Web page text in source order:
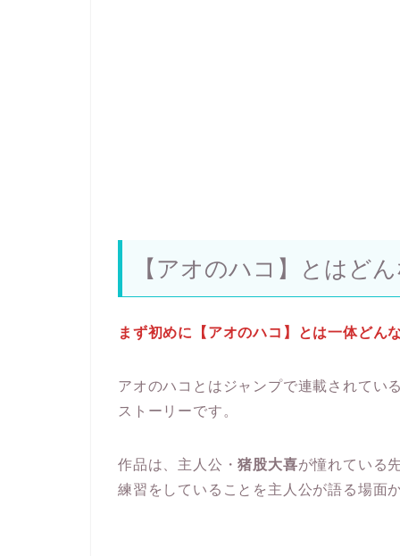
【アオのハコ】とはど
まず初めに【アオのハコ】とは一体どん
アオのハコとはジャンプで連載されてい
ストーリーです。
作品は、主人公・猪股大喜が憧れている
練習をしていることを主人公が語る場面